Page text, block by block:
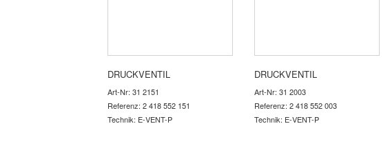
DRUCKVENTIL
Art-Nr: 31 2151
Referenz: 2 418 552 151
Technik: E-VENT-P
DRUCKVENTIL
Art-Nr: 31 2003
Referenz: 2 418 552 003
Technik: E-VENT-P